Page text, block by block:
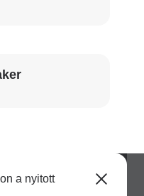
a nyitott